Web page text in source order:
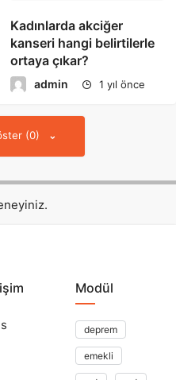
Kadınlarda akciğer
kanseri hangi belirtilerle
ortaya çıkar?
admin 1 yıl önce
(0)
Modül
deprem
emekli